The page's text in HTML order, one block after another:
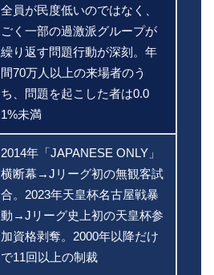
全員が民度低いのではなく、
ごく一部の過激派グループが
繰り返す問題行動が深刻。年
間70万人以上の来場者のう
ち、問題を起こした者は0.0
1%未満
2014年「JAPANESE ONLY」
横断幕→Jリーグ初の無観客試
合。2023年天皇杯名古屋戦暴
動→Jリーグ史上初の天皇杯参
加資格剥奪。2000年以降だけ
で11回以上の制裁